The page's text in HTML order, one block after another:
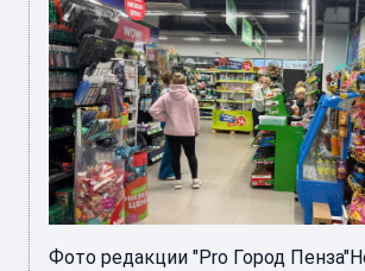
Фото редакции "Pro Город